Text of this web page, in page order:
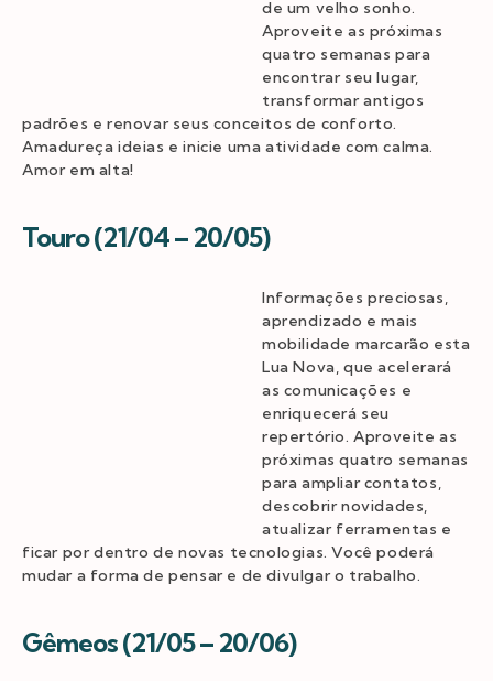
de um velho sonho.
Aproveite as próximas
quatro semanas para
encontrar seu lugar,
transformar antigos
padrões e renovar seus conceitos de conforto.
Amadureça ideias e inicie uma atividade com calma.
Amor em alta!
Touro (21/04 – 20/05)
Informações preciosas,
aprendizado e mais
mobilidade marcarão esta
Lua Nova, que acelerará
as comunicações e
enriquecerá seu
repertório. Aproveite as
próximas quatro semanas
para ampliar contatos,
descobrir novidades,
atualizar ferramentas e
ficar por dentro de novas tecnologias. Você poderá
mudar a forma de pensar e de divulgar o trabalho.
Gêmeos (21/05 – 20/06)